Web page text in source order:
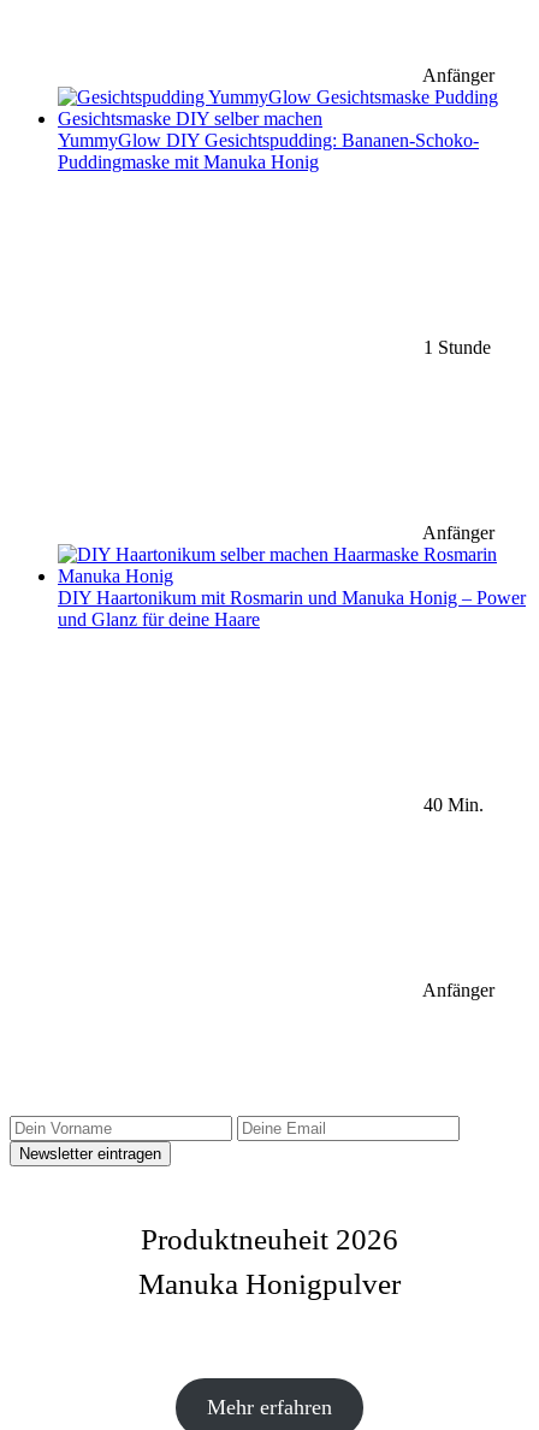
Anfänger
YummyGlow DIY Gesichtspudding: Bananen-Schoko-
Puddingmaske mit Manuka Honig
1 Stunde
Anfänger
DIY Haartonikum mit Rosmarin und Manuka Honig – Power
und Glanz für deine Haare
40 Min.
Anfänger
Produktneuheit 2026
Manuka Honigpulver
Mehr erfahren